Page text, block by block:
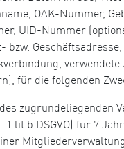
ÖÄK-Nummer,
UID-Nummer
bzw.
für die folgenden
zugrundeliegenden
1 lit b DSGVO) für 7